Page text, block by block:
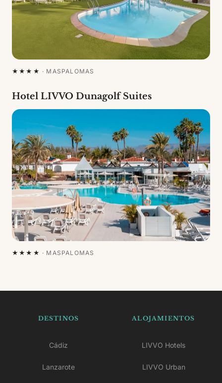
★★★★ · MASPALOMAS
Hotel LIVVO Dunagolf Suites
★★★★ · MASPALOMAS
DESTINOS
Cádiz
Lanzarote
ALOJAMIENTOS
LIVVO Hotels
LIVVO Urban